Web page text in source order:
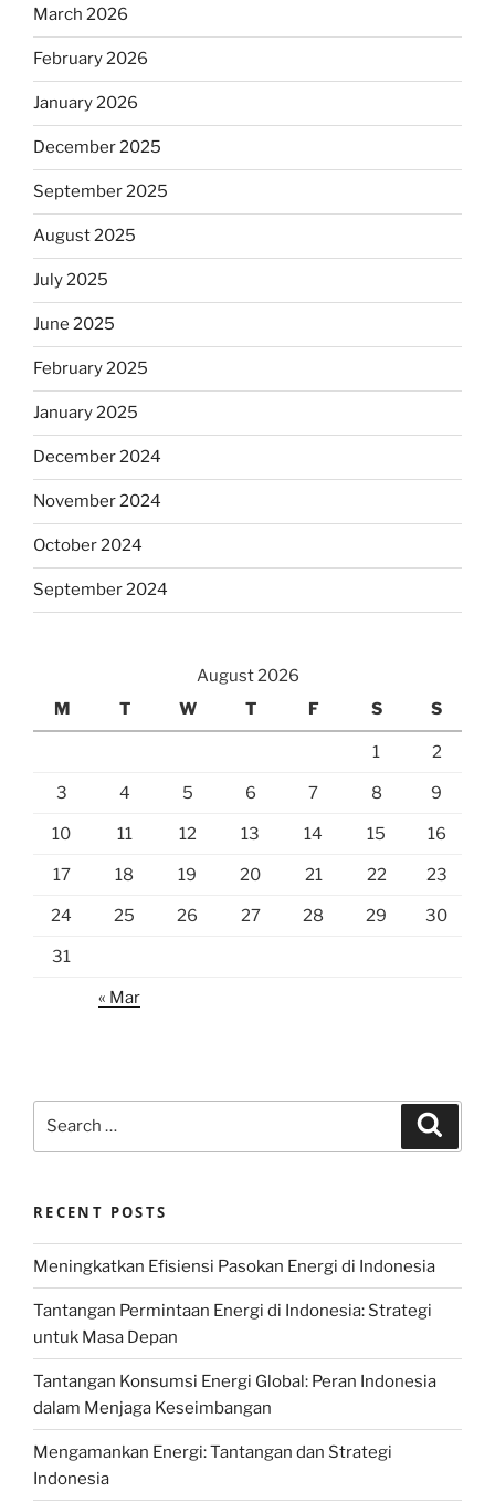
March 2026
February 2026
January 2026
December 2025
September 2025
August 2025
July 2025
June 2025
February 2025
January 2025
December 2024
November 2024
October 2024
September 2024
August 2026
M
T W T F S S
1 2
3 4 5 6 7 8 9
10 11 12 13 14 15 16
17 18 19 20 21 22 23
24 25 26 27 28 29 30
31
« Mar
RECENT POSTS
Meningkatkan Efisiensi Pasokan Energi di Indonesia
Tantangan Permintaan Energi di Indonesia: Strategi
untuk Masa Depan
Tantangan Konsumsi Energi Global: Peran Indonesia
dalam Menjaga Keseimbangan
Mengamankan Energi: Tantangan dan Strategi
Indonesia